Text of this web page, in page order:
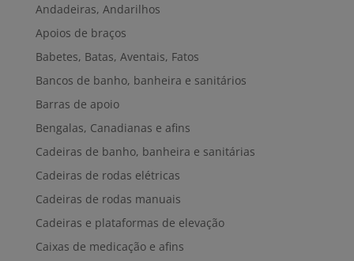
Andadeiras, Andarilhos
Apoios de braços
Babetes, Batas, Aventais, Fatos
Bancos de banho, banheira e sanitários
Barras de apoio
Bengalas, Canadianas e afins
Cadeiras de banho, banheira e sanitárias
Cadeiras de rodas elétricas
Cadeiras de rodas manuais
Cadeiras e plataformas de elevação
Caixas de medicação e afins